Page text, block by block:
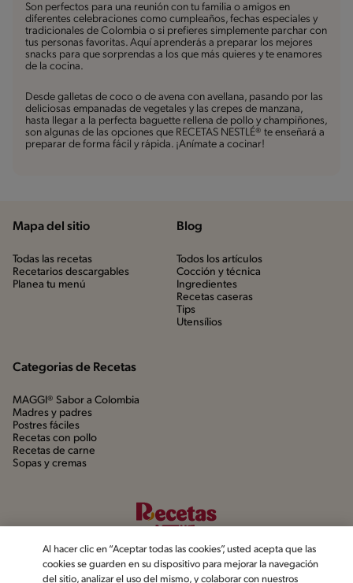
Son perfectos para una reunión con tu familia o amigos en
diferentes celebraciones como cumpleaños, fechas especiales y
tradicionales de Colombia o si prefieres simplemente parchar con
tus personas favoritas. Aquí aprenderás a preparar los mejores
snacks para que sorprendas a los que más quieres y te enamores
de la cocina.
Desde galletas de coco o de avena con avellana, pasando por las
deliciosas empanadas de vegetales y las crepes de manzana,
hasta llegar a la perfecta baguette rellena de pollo y champiñones,
son algunas de las opciones que RECETAS NESTLÉ® te enseñará a
preparar de forma fácil y rápida. ¡Anímate a cocinar!
Mapa del sitio
Todas las recetas
Recetarios descargables
Planea tu menú
Blog
Todos los artículos
Cocción y técnica
Ingredientes
Recetas caseras
Tips
Utensílios
Categorias de Recetas
MAGGI® Sabor a Colombia
Madres y padres
Postres fáciles
Recetas con pollo
Recetas de carne
Sopas y cremas
Al hacer clic en “Aceptar todas las cookies”, usted acepta que las
cookies se guarden en su dispositivo para mejorar la navegación
del sitio, analizar el uso del mismo, y colaborar con nuestros